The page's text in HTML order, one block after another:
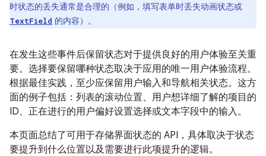
时状态的丢失通常是合理的（例如，填写表单时丢失动画状态或
TextField 的内容）。
在发生这些事件后保留状态对于提供良好的用户体验至关重
要。选择要保留哪种状态取决于应用的唯一用户体验流程。
根据最佳实践，至少应保留用户输入和导航相关状态。这方
面的例子包括：列表的滚动位置、用户想详细了解的项目的
ID、正在进行的用户偏好设置选择或文本字段中的输入。
本页面总结了可用于存储界面状态的 API，具体取决于状态
要提升到什么位置以及需要进行此项提升的逻辑。